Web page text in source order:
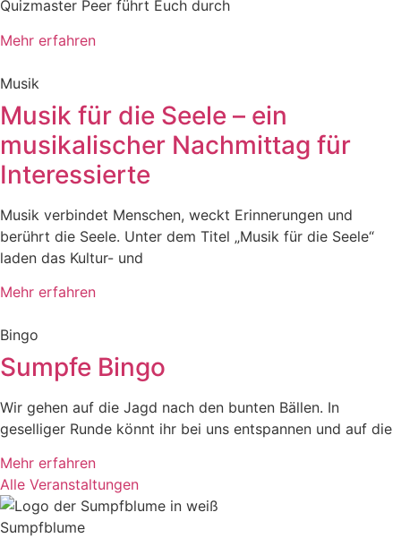
Quizmaster Peer führt Euch durch
Mehr erfahren
Musik
Musik für die Seele – ein
musikalischer Nachmittag für
Interessierte
Musik verbindet Menschen, weckt Erinnerungen und
berührt die Seele. Unter dem Titel „Musik für die Seele“
laden das Kultur- und
Mehr erfahren
Bingo
Sumpfe Bingo
Wir gehen auf die Jagd nach den bunten Bällen. In
geselliger Runde könnt ihr bei uns entspannen und auf die
Mehr erfahren
Alle Veranstaltungen
Sumpfblume